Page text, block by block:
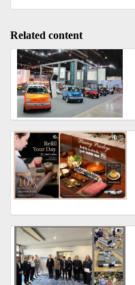
Related content